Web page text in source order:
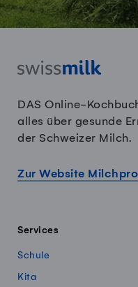
DAS Online-
alles über gesunde
der Schweizer Milch.
Zur Website
Services
Schule
Kita